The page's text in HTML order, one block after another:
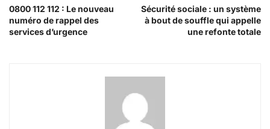
0800 112 112 : Le nouveau
numéro de rappel des
services d’urgence
Sécurité sociale : un système
à bout de souffle qui appelle
une refonte totale